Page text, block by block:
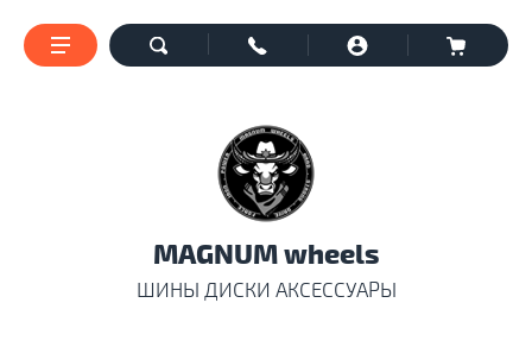
MAGNUM wheels
ШИНЫ ДИСКИ АКСЕССУАРЫ